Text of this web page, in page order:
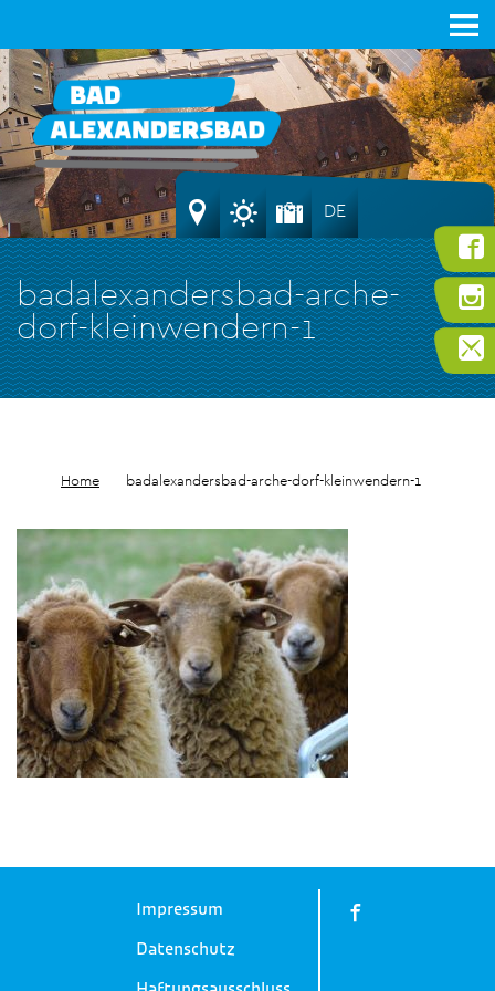
badalexandersbad-arche-
dorf-kleinwendern-1
DE
Home badalexandersbad-arche-dorf-kleinwendern-1
Impressum
Datenschutz